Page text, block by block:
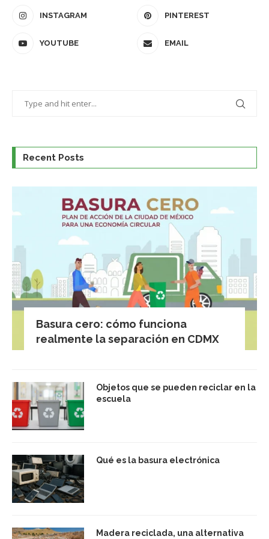
INSTAGRAM PINTEREST
YOUTUBE EMAIL
Recent Posts
Basura cero: cómo funciona
realmente la separación en CDMX
Objetos que se pueden reciclar en la
escuela
Qué es la basura electrónica
Madera reciclada, una alternativa